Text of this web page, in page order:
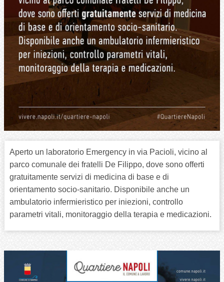
Aperto un laboratorio Emergency in via Pacioli, vicino al
parco comunale dei fratelli De Filippo, dove sono offerti
gratuitamente servizi di medicina di base e di
orientamento socio-sanitario. Disponibile anche un
ambulatorio infermieristico per iniezioni, controllo
parametri vitali, monitoraggio della terapia e medicazioni.